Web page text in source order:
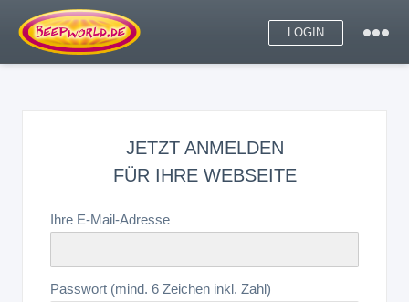
LOGIN
JETZT ANMELDEN
FÜR IHRE WEBSEITE
Ihre E-Mail-Adresse
Passwort (mind. 6 Zeichen inkl. Zahl)